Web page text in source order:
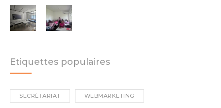
Etiquettes populaires
SECRÉTARIAT WEBMARKETING